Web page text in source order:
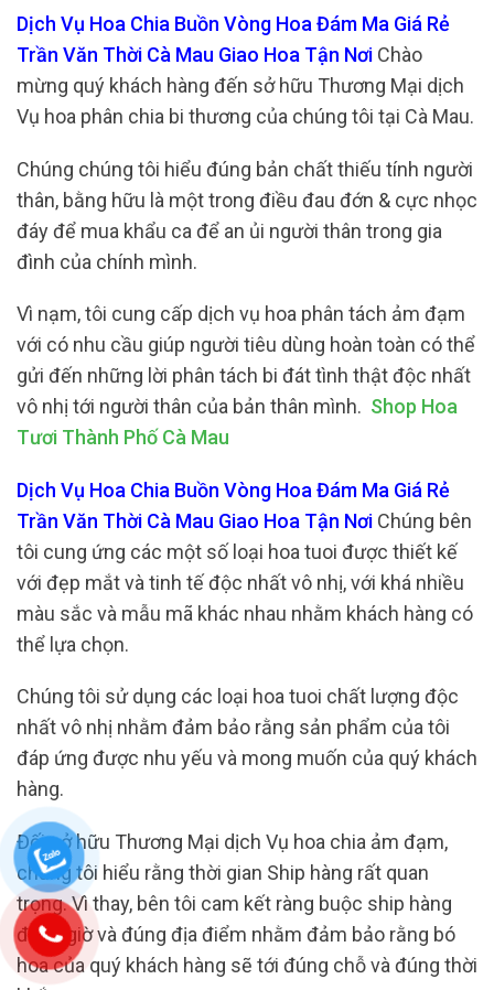
Dịch Vụ Hoa Chia Buồn Vòng Hoa Đám Ma Giá Rẻ
Trần Văn Thời Cà Mau Giao Hoa Tận Nơi Chào
mừng quý khách hàng đến sở hữu Thương Mại dịch
Vụ hoa phân chia bi thương của chúng tôi tại Cà Mau.
Chúng chúng tôi hiểu đúng bản chất thiếu tính người
thân, bằng hữu là một trong điều đau đớn & cực nhọc
đáy để mua khẩu ca để an ủi người thân trong gia
đình của chính mình.
Vì nạm, tôi cung cấp dịch vụ hoa phân tách ảm đạm
với có nhu cầu giúp người tiêu dùng hoàn toàn có thể
gửi đến những lời phân tách bi đát tình thật độc nhất
vô nhị tới người thân của bản thân mình. Shop Hoa
Tươi Thành Phố Cà Mau
Dịch Vụ Hoa Chia Buồn Vòng Hoa Đám Ma Giá Rẻ
Trần Văn Thời Cà Mau Giao Hoa Tận Nơi Chúng bên
tôi cung ứng các một số loại hoa tuoi được thiết kế
với đẹp mắt và tinh tế độc nhất vô nhị, với khá nhiều
màu sắc và mẫu mã khác nhau nhằm khách hàng có
thể lựa chọn.
Chúng tôi sử dụng các loại hoa tuoi chất lượng độc
nhất vô nhị nhằm đảm bảo rằng sản phẩm của tôi
đáp ứng được nhu yếu và mong muốn của quý khách
hàng.
Đối sở hữu Thương Mại dịch Vụ hoa chia ảm đạm,
chúng tôi hiểu rằng thời gian Ship hàng rất quan
trọng. Vì thay, bên tôi cam kết ràng buộc ship hàng
đúng giờ và đúng địa điểm nhằm đảm bảo rằng bó
hoa của quý khách hàng sẽ tới đúng chỗ và đúng thời